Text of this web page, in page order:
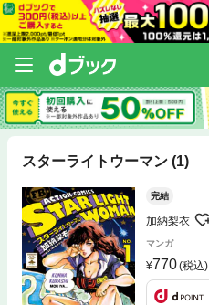
スターライトウーマン (1)
完結
加納梨衣
マンガ
770(税込)